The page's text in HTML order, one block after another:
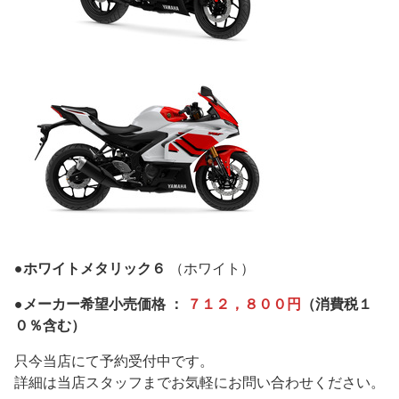
●ホワイトメタリック６ （ホワイト）
●メーカー希望小売価格 ： ７１２，８００円
（消費税１
０％含む）
只今当店にて予約受付中です。
詳細は当店スタッフまでお気軽にお問い合わせください。